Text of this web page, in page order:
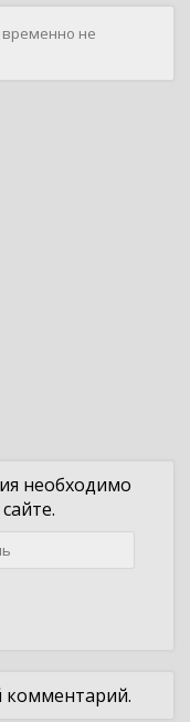
временно не
необходимо
комментарий.